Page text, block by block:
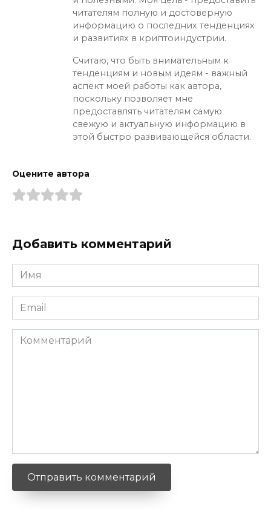
читателям полную и достоверную
информацию о последних тенденциях
и развитиях в криптоиндустрии.
Считаю, что быть внимательным к
тенденциям и новым идеям - важный
аспект моей работы как автора,
поскольку позволяет мне
предоставлять читателям самую
свежую и актуальную информацию в
этой быстро развивающейся области.
Оцените автора
Добавить комментарий
Имя
*
Email
*
Комментарий